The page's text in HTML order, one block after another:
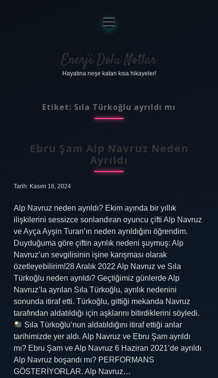
Anasayfa
Gizlilik Politikası
Yasal Uyarı
menüyü
aç
Enerji Dolu Notlar
Hayatına neşe katan kısa hikayeler!
Etiket: Sıla Türkoğlu ayrıldı mı
Ebru Şam Alp Navruz Neden
Ayrıldı
Tarih: Kasım 16, 2024
Alp Navruz neden ayrıldı? Ekim ayında bir yıllık
ilişkilerini sessizce sonlandıran oyuncu çifti Alp Navruz
ve Ayça Ayşin Turan’ın neden ayrıldığını öğrendim.
Duyduğuma göre çiftin ayrılık nedeni şuymuş: Alp
Navruz’un sevgilisinin işine karışması olarak
özetleyebilirim!28 Aralık 2022 Alp Navruz ve Sıla
Türkoğlu neden ayrıldı? Geçtiğimiz günlerde Alp
Navruz’la ayrılan Sıla Türkoğlu, ayrılık nedenini
sonunda itiraf etti. Türkoğlu, gittiği mekanda Navruz
tarafından aldatıldığı için aşklarını bitirdiklerini söyledi.
Sıla Türkoğlu’nun aldatıldığını itiraf ettiği anlar
tarihimizde yer aldı. Alp Navruz ve Ebru Şam ayrıldı
mı? Ebru Şam ve Alp Navruz 6 Haziran 2021’de ayrıldı
Alp Navruz boşandı mı? PERFORMANS
GÖSTERİYORLAR. Alp Navruz…